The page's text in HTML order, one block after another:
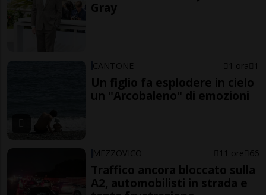
Gray
CANTONE 1 ora 1
Un figlio fa esplodere in cielo
un "Arcobaleno" di emozioni
MEZZOVICO 11 ore 66
Traffico ancora bloccato sulla
A2, automobilisti in strada e